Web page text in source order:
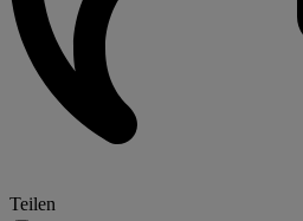
Teilen